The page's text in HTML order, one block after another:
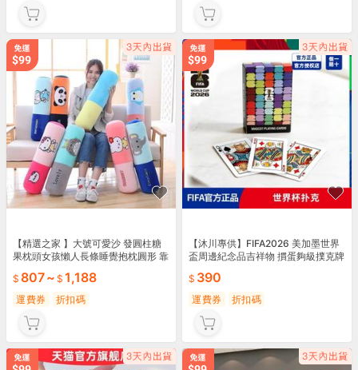
【精選之家 】大號可愛沙 發圓柱糖
果枕頭女孩懶人長條睡覺抱枕圓形 靠
807~ 1,188
運費券 折扣碼
【沐川專供】FIFA2026 美加墨世界
盃周邊紀念品吉祥物 摜蛋夠級撲克牌
390
運費券 折扣碼